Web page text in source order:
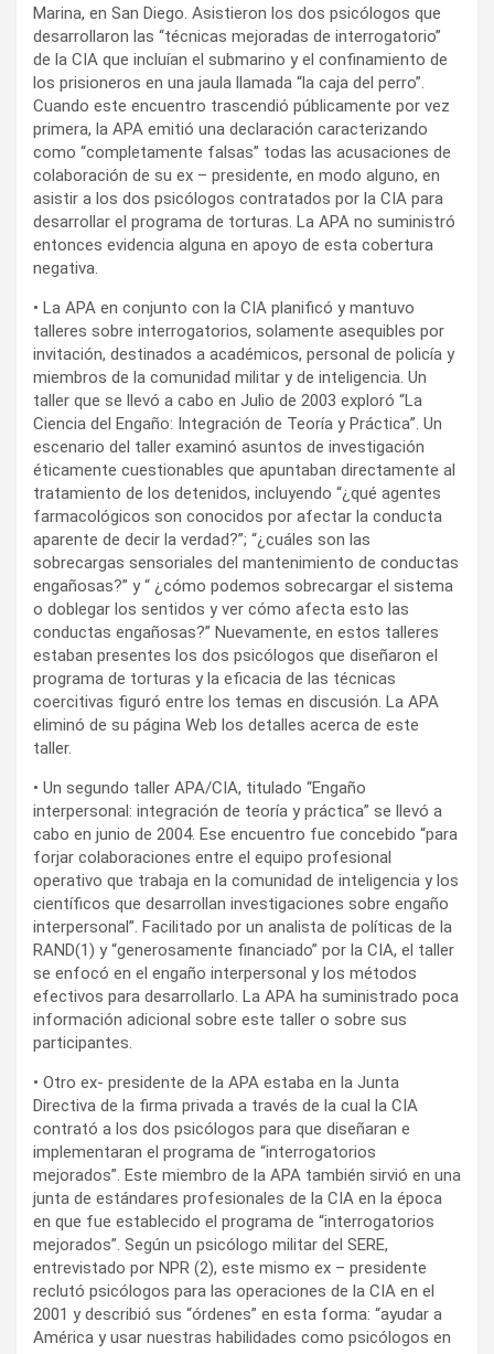
Marina, en San Diego. Asistieron los dos psicólogos que
desarrollaron las “técnicas mejoradas de interrogatorio”
de la CIA que incluían el submarino y el confinamiento de
los prisioneros en una jaula llamada “la caja del perro”.
Cuando este encuentro trascendió públicamente por vez
primera, la APA emitió una declaración caracterizando
como “completamente falsas” todas las acusaciones de
colaboración de su ex – presidente, en modo alguno, en
asistir a los dos psicólogos contratados por la CIA para
desarrollar el programa de torturas. La APA no suministró
entonces evidencia alguna en apoyo de esta cobertura
negativa.
• La APA en conjunto con la CIA planificó y mantuvo
talleres sobre interrogatorios, solamente asequibles por
invitación, destinados a académicos, personal de policía y
miembros de la comunidad militar y de inteligencia. Un
taller que se llevó a cabo en Julio de 2003 exploró “La
Ciencia del Engaño: Integración de Teoría y Práctica”. Un
escenario del taller examinó asuntos de investigación
éticamente cuestionables que apuntaban directamente al
tratamiento de los detenidos, incluyendo “¿qué agentes
farmacológicos son conocidos por afectar la conducta
aparente de decir la verdad?”; “¿cuáles son las
sobrecargas sensoriales del mantenimiento de conductas
engañosas?” y “ ¿cómo podemos sobrecargar el sistema
o doblegar los sentidos y ver cómo afecta esto las
conductas engañosas?” Nuevamente, en estos talleres
estaban presentes los dos psicólogos que diseñaron el
programa de torturas y la eficacia de las técnicas
coercitivas figuró entre los temas en discusión. La APA
eliminó de su página Web los detalles acerca de este
taller.
• Un segundo taller APA/CIA, titulado “Engaño
interpersonal: integración de teoría y práctica” se llevó a
cabo en junio de 2004. Ese encuentro fue concebido “para
forjar colaboraciones entre el equipo profesional
operativo que trabaja en la comunidad de inteligencia y los
científicos que desarrollan investigaciones sobre engaño
interpersonal”. Facilitado por un analista de políticas de la
RAND(1) y “generosamente financiado” por la CIA, el taller
se enfocó en el engaño interpersonal y los métodos
efectivos para desarrollarlo. La APA ha suministrado poca
información adicional sobre este taller o sobre sus
participantes.
• Otro ex- presidente de la APA estaba en la Junta
Directiva de la firma privada a través de la cual la CIA
contrató a los dos psicólogos para que diseñaran e
implementaran el programa de “interrogatorios
mejorados”. Este miembro de la APA también sirvió en una
junta de estándares profesionales de la CIA en la época
en que fue establecido el programa de “interrogatorios
mejorados”. Según un psicólogo militar del SERE,
entrevistado por NPR (2), este mismo ex – presidente
reclutó psicólogos para las operaciones de la CIA en el
2001 y describió sus “órdenes” en esta forma: “ayudar a
América y usar nuestras habilidades como psicólogos en